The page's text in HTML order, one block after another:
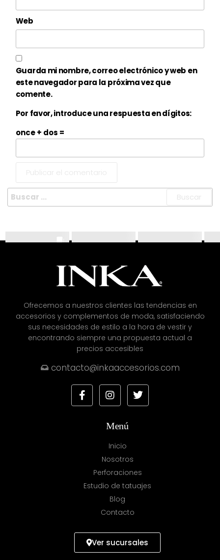
Web
Guarda mi nombre, correo electrónico y web en
este navegador para la próxima vez que
comente.
Por favor, introduce una respuesta en dígitos:
once + dos =
Ofrecemos a nuestros clientes las tendencias en
accesorios y complementos de moda, satisfaciendo
sus necesidades de estilo a la hora de vestir y
encontrando siempre una propuesta actual a
precios accesibles
contacto@inkaaccesorios.com
Menú
Inicio
Nosotros
Perforaciones
Estudio de tatuajes
Blog
Contacto
Ver sucursales